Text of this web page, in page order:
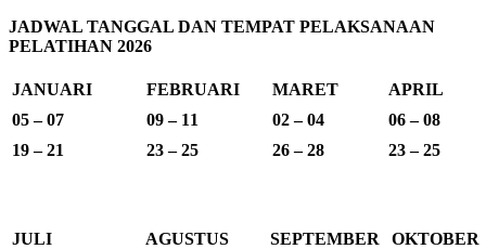
JADWAL TANGGAL DAN TEMPAT PELAKSANAAN
PELATIHAN 2026
JANUARI FEBRUARI MARET
APRIL
05 – 07
09 – 11 02 – 04
06 – 08
19 – 21
23 – 25 26 – 28 23 – 25
JULI AGUSTUS SEPTEMBER
OKTOBER